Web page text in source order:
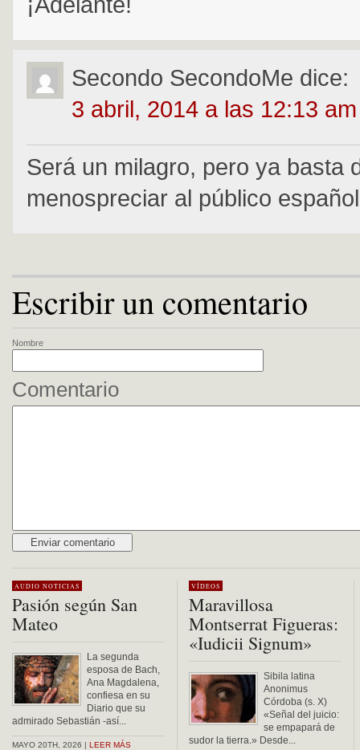
Secondo SecondoMe dice:
3 abril, 2014 a las 12:13 am
Será un milagro, pero ya basta
menospreciar al público español
Escribir un comentario
Nombre
Comentario
AUDIO NOTICIAS
Pasión según San
Mateo
La segunda
esposa de Bach,
Ana Magdalena,
confiesa en su
Diario que su
admirado Sebastián -así...
MAYO 20TH, 2026 | LEER MÁS
VÍDEOS
Maravillosa
Montserrat Figueras:
«Iudicii Signum»
Sibila latina
Anonimus
Córdoba (s. X)
«Señal del juicio:
se empapará de
sudor la tierra.» Desde...